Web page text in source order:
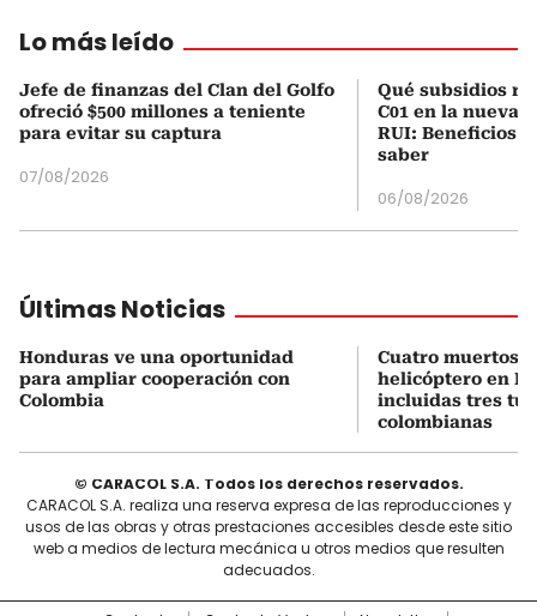
Lo más leído
Jefe de finanzas del Clan del Golfo
ofreció $500 millones a teniente
para evitar su captura
07/08/2026
Qué subsidios
C01 en la nueva
RUI: Beneficios
saber
06/08/2026
Últimas Noticias
Honduras ve una oportunidad
para ampliar cooperación con
Colombia
Cuatro muertos
helicóptero en
incluidas tres
colombianas
© CARACOL S.A. Todos los derechos reservados.
CARACOL S.A. realiza una reserva expresa de las reproducciones y
usos de las obras y otras prestaciones accesibles desde este sitio
web a medios de lectura mecánica u otros medios que resulten
adecuados.